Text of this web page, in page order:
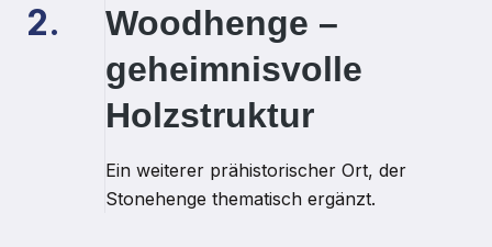
2.
Woodhenge –
geheimnisvolle
Holzstruktur
Ein weiterer prähistorischer Ort, der
Stonehenge thematisch ergänzt.